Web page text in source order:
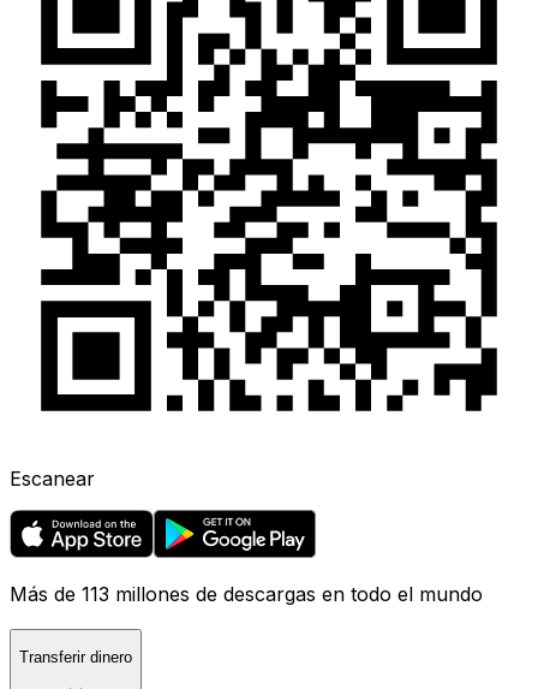
Escanear
Más de 113 millones de descargas en todo el mundo
Transferir dinero